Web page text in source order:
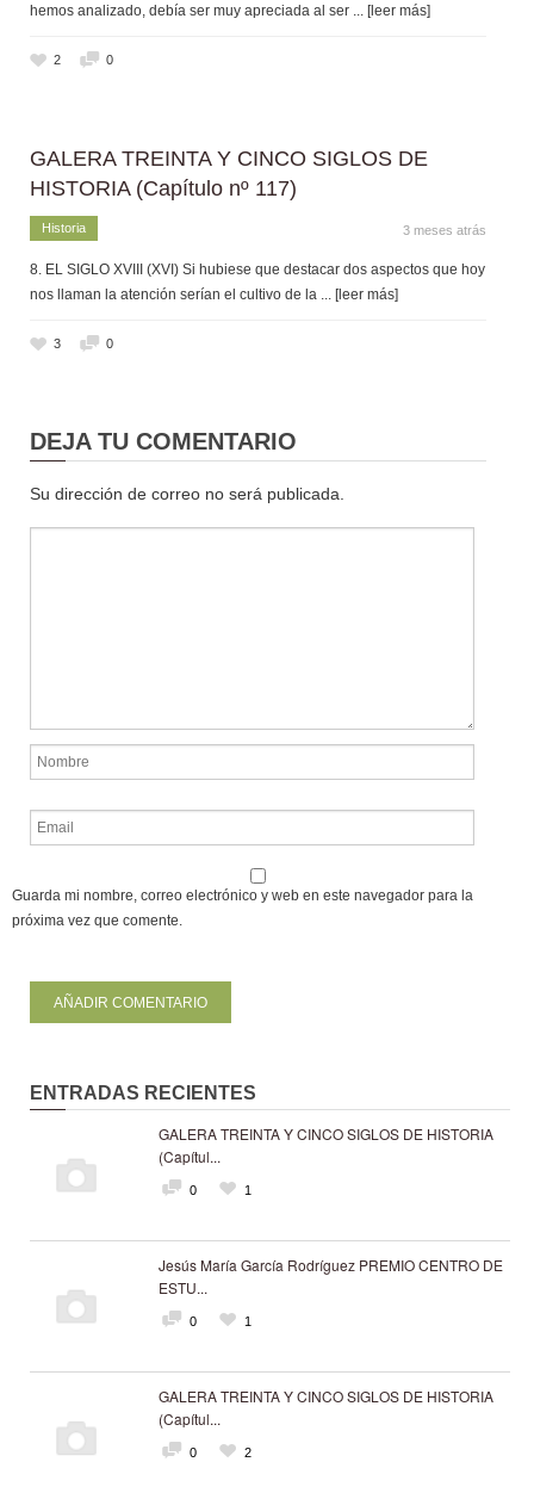
hemos analizado, debía ser muy apreciada al ser
... [leer más]
2 0
GALERA TREINTA Y CINCO SIGLOS DE
HISTORIA (Capítulo nº 117)
Historia 3 meses atrás
8. EL SIGLO XVIII (XVI) Si hubiese que destacar dos aspectos que hoy
nos llaman la atención serían el cultivo de la ... [leer más]
3 0
DEJA TU COMENTARIO
Su dirección de correo no será publicada.
Guarda mi nombre, correo electrónico y web en este navegador para la
próxima vez que comente.
ENTRADAS RECIENTES
GALERA TREINTA Y CINCO SIGLOS DE HISTORIA
(Capítul...
0 1
Jesús María García Rodríguez PREMIO CENTRO DE
ESTU...
0 1
GALERA TREINTA Y CINCO SIGLOS DE HISTORIA
(Capítul...
0 2